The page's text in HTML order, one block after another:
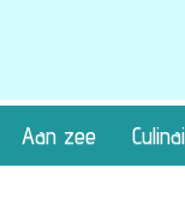
Aan zee